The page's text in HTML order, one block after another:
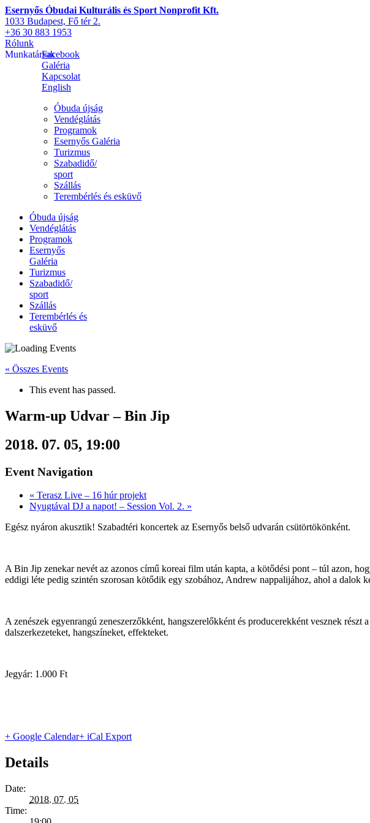
Esernyős Óbudai Kulturális és Sport Nonprofit Kft.
1033 Budapest, Fő tér 2.
+36 30 883 1953
Rólunk
MunkatársakFacebook
Galéria
Kapcsolat
English
Óbuda újság
Vendéglátás
Programok
Esernyős Galéria
Turizmus
Szabadidő/
sport
Szállás
Terembérlés és esküvő
Óbuda újság
Vendéglátás
Programok
Esernyős
Galéria
Turizmus
Szabadidő/
sport
Szállás
Terembérlés és
esküvő
« Összes Events
This event has passed.
Warm-up Udvar – Bin Jip
2018. 07. 05, 19:00
Event Navigation
« Terasz Live – 16 húr projekt
Nyugtával DJ a napot! – Session Vol. 2. »
Egész nyáron akusztik! Szabadtéri koncertek az Esernyős belső udvarán csütörtökönként.
A Bin Jip zenekar nevét az azonos című koreai film után kapta, a kötődési pont – túl azon,
eddigi léte pedig szintén szorosan kötődik egy szobához, Andrew nappalijához, ahol a dalok
A zenészek egyenrangú zeneszerzőkként, hangszerelőkként és producerekként vesznek
dalszerkezeteket, hangszíneket, effekteket.
Jegyár: 1.000 Ft
+ Google Calendar+ iCal Export
Details
Date:
2018. 07. 05
Time: